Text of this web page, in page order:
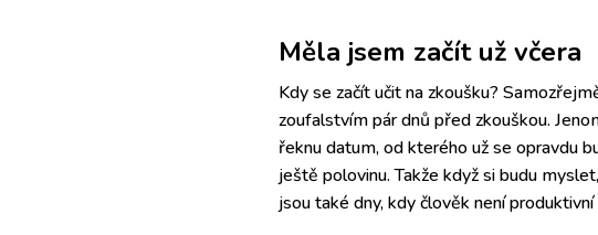
Měla jsem začít už včera
Kdy se začít učit na zkoušku?
zoufalstvím pár dnů před zkouškou.
řeknu datum, od kterého už se opravdu
ještě polovinu. Takže když si budu
jsou také dny, kdy člověk není